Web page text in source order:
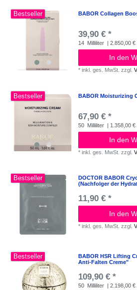
Bestseller BABOR Collagen
39,90 € *
14 Milliliter | 2.850,00
In den
*inkl. ges. MwSt. zzgl.
Bestseller BABOR Moisturizing
67,90 € *
50 Milliliter | 1.358,00 €
In den
*inkl. ges. MwSt. zzgl.
Bestseller
DOCTOR BABOR
(Nachfolger der
11,90 € *
In den
*inkl. ges. MwSt. zzgl.
Bestseller
BABOR HSR Lifting
Anti-Falten Creme"
109,90 € *
50 Milliliter | 2.198,00